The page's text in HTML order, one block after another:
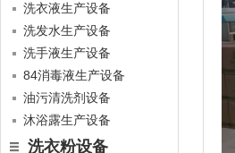
洗衣液生产设备
洗发水生产设备
洗手液生产设备
84消毒液生产设备
油污清洗剂设备
沐浴露生产设备
洗衣粉设备